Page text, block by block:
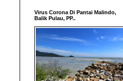
Virus Corona Di Pantai Malindo,
Balik Pulau, PP..